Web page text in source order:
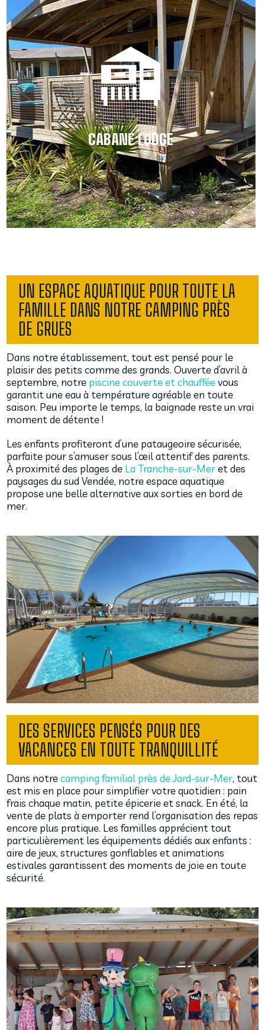
CABANE LODGE
UN ESPACE AQUATIQUE POUR TOUTE LA
FAMILLE DANS NOTRE CAMPING PRÈS
DE GRUES
Dans notre établissement, tout est pensé pour le
plaisir des petits comme des grands. Ouverte d’avril à
septembre, notre piscine couverte et chaufféevous
garantit une eau à température agréable en toute
saison. Peu importe le temps, la baignade reste un vrai
moment de détente !
Les enfants profiteront d’une pataugeoire sécurisée,
parfaite pour s’amuser sous l’œil attentif des parents.
À proximité des plages de La Tranche-sur-Meret des
paysages du sud Vendée, notre espace aquatique
propose une belle alternative aux sorties en bord de
mer.
DES SERVICES PENSÉS POUR DES
VACANCES EN TOUTE TRANQUILLITÉ
Dans notrecamping familial près de Jard-sur-Mer, tout
est mis en place pour simplifier votre quotidien : pain
frais chaque matin, petite épicerie et snack. En été, la
vente de plats à emporter rend l’organisation des repas
encore plus pratique. Les familles apprécient tout
particulièrement les équipements dédiés aux enfants :
aire de jeux, structures gonflables et animations
estivales garantissent des moments de joie en toute
sécurité.